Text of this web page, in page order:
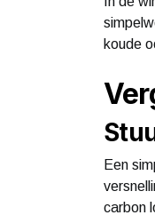
koude
Een
carbon